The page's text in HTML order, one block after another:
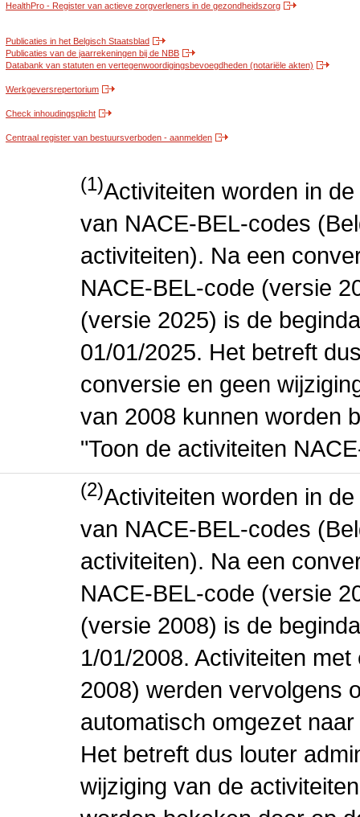
HealthPro - Register van actieve zorgverleners in de gezondheidszorg
Publicaties in het Belgisch Staatsblad
Publicaties van de jaarrekeningen bij de NBB
Databank van statuten en vertegenwoordigingsbevoegdheden (notariële akten)
Werkgeversrepertorium
Check inhoudingsplicht
Centraal register van bestuursverboden - aanmelden
(1)Activiteiten worden in
van NACE-BEL-codes
activiteiten). Na een
NACE-BEL-code (versie
(versie 2025) is de
01/01/2025. Het betreft
conversie en geen
van 2008 kunnen worden
"Toon de activiteiten
(2)Activiteiten worden in
van NACE-BEL-codes
activiteiten). Na een
NACE-BEL-code (versie
(versie 2008) is de
1/01/2008. Activiteiten
2008) werden vervolgens
automatisch omgezet
Het betreft dus louter
wijziging van de